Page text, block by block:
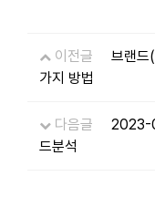
이전글
브랜드
가지 방법
다음글
2023-
드분석